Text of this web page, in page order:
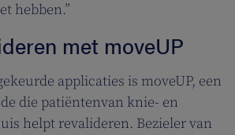
hebben.”
met moveUP
applicaties is moveUP, een
die patiëntenvan knie- en
helpt revalideren. Bezieler van